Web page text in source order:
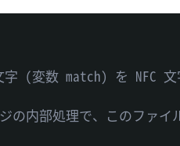
(変数 match) を NFC 文
の内部処理で、このファイ